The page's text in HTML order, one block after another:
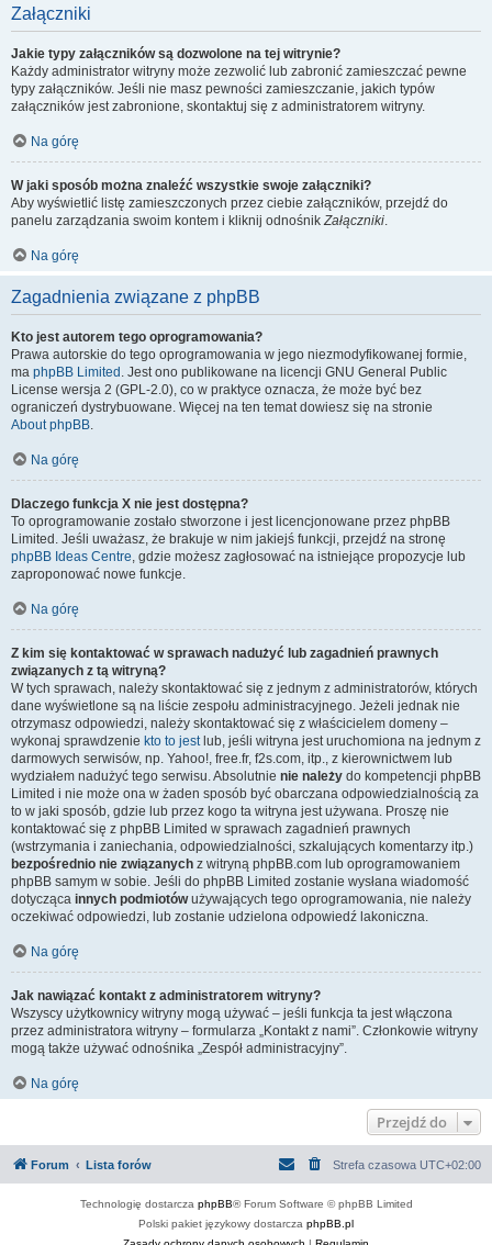
Załączniki
Jakie typy załączników są dozwolone na tej witrynie?
Każdy administrator witryny może zezwolić lub zabronić zamieszczać pewne
typy załączników. Jeśli nie masz pewności zamieszczanie, jakich typów
załączników jest zabronione, skontaktuj się z administratorem witryny.
Na górę
W jaki sposób można znaleźć wszystkie swoje załączniki?
Aby wyświetlić listę zamieszczonych przez ciebie załączników, przejdź do
panelu zarządzania swoim kontem i kliknij odnośnikZałączniki.
Na górę
Zagadnienia związane z phpBB
Kto jest autorem tego oprogramowania?
Prawa autorskie do tego oprogramowania w jego niezmodyfikowanej formie,
ma phpBB Limited . Jest ono publikowane na licencji GNU General Public
License wersja 2 (GPL-2.0), co w praktyce oznacza, że może być bez
ograniczeń dystrybuowane. Więcej na ten temat dowiesz się na stronie
About phpBB.
Na górę
Dlaczego funkcja X nie jest dostępna?
To oprogramowanie zostało stworzone i jest licencjonowane przez phpBB
Limited. Jeśli uważasz, że brakuje w nim jakiejś funkcji, przejdź na stronę
phpBB Ideas Centre, gdzie możesz zagłosować na istniejące propozycje lub
zaproponować nowe funkcje.
Na górę
Z kim się kontaktować w sprawach nadużyć lub zagadnień prawnych
związanych z tą witryną?
W tych sprawach, należy skontaktować się z jednym z administratorów, których
dane wyświetlone są na liście zespołu administracyjnego. Jeżeli jednak nie
otrzymasz odpowiedzi, należy skontaktować się z właścicielem domeny –
wykonaj sprawdzenie kto to jestlub, jeśli witryna jest uruchomiona na jednym z
darmowych serwisów, np. Yahoo!, free.fr, f2s.com, itp., z kierownictwem lub
wydziałem nadużyć tego serwisu. Absolutnie nie należy do kompetencji phpBB
Limited i nie może ona w żaden sposób być obarczana odpowiedzialnością za
to w jaki sposób, gdzie lub przez kogo ta witryna jest używana. Proszę nie
kontaktować się z phpBB Limited w sprawach zagadnień prawnych
(wstrzymania i zaniechania, odpowiedzialności, szkalujących komentarzy itp.)
bezpośrednio nie związanych z witryną phpBB.com lub oprogramowaniem
phpBB samym w sobie. Jeśli do phpBB Limited zostanie wysłana wiadomość
dotycząca innych podmiotówużywających tego oprogramowania, nie należy
oczekiwać odpowiedzi, lub zostanie udzielona odpowiedź lakoniczna.
Na górę
Jak nawiązać kontakt z administratorem witryny?
Wszyscy użytkownicy witryny mogą używać – jeśli funkcja ta jest włączona
przez administratora witryny – formularza „Kontakt z nami”. Członkowie witryny
mogą także używać odnośnika „Zespół administracyjny”.
Na górę
Przejdź do
Forum Lista forów Strefa czasowa UTC+02:00
Technologię dostarcza phpBB® Forum Software © phpBB Limited
Polski pakiet językowy dostarcza phpBB.pl